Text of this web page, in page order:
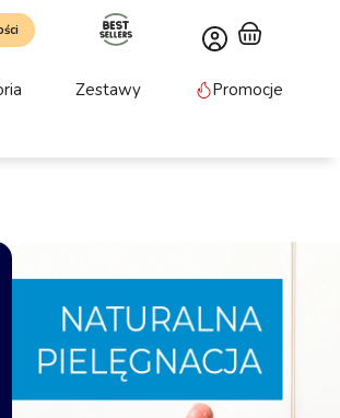
Zestawy
Promocje
pielęgnacji włosów,
i chroni przed przesuszeniem.
i odżywienie.